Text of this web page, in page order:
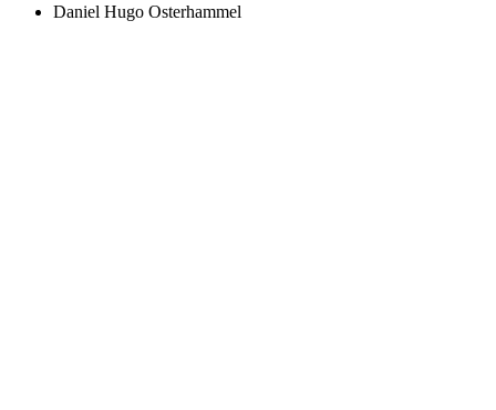
Daniel Hugo Osterhammel